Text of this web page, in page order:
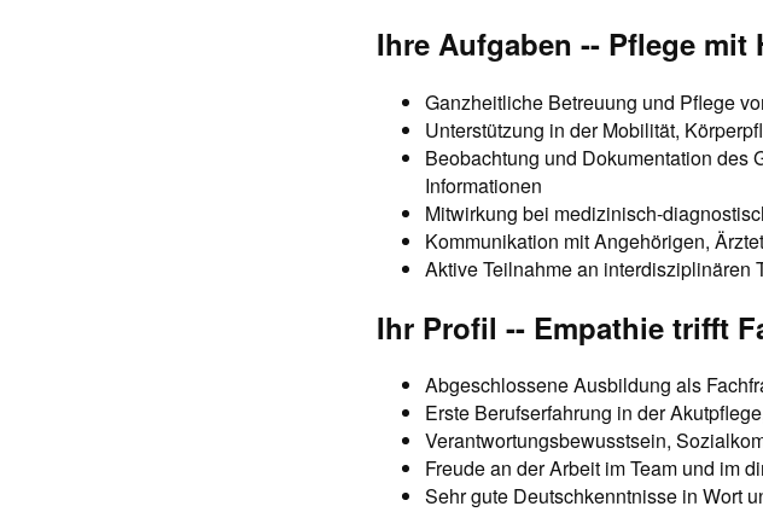
Ihre Aufgaben -- Pflege mit
Ganzheitliche Betreuung und Pflege
Unterstützung in der Mobilität,
Beobachtung und Dokumentation des
Informationen
Mitwirkung bei medizinisch-
Kommunikation mit Angehörigen,
Aktive Teilnahme an interdisziplinären
Ihr Profil -- Empathie trifft
Abgeschlossene Ausbildung als
Erste Berufserfahrung in der
Verantwortungsbewusstsein,
Freude an der Arbeit im Team und im
Sehr gute Deutschkenntnisse in Wort